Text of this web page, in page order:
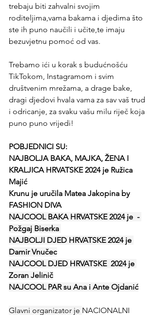
trebaju biti zahvalni svojim
roditeljima,vama bakama i djedima što
ste ih puno naučili i učite,te imaju
bezuvjetnu pomoć od vas.
Trebamo ići u korak s budućnošću
TikTokom, Instagramom i svim
društvenim mrežama, a drage bake,
dragi djedovi hvala vama za sav vaš trud
i odricanje, za svaku vašu milu riječ koja
puno puno vrijedi!
POBJEDNICI SU:
NAJBOLJA BAKA, MAJKA, ŽENA I
KRALJICA HRVATSKE 2024 je Ružica
Majić
Krunu je uručila Matea Jakopina by
FASHION DIVA
NAJCOOL BAKA HRVATSKE 2024 je  -
Požgaj Biserka
NAJBOLJI DJED HRVATSKE 2024 je
Damir Vnučec
NAJCOOL DJED HRVATSKE  2024 je
Zoran Jelinič
NAJCOOL PAR su Ana i Ante Ojdanić
Glavni organizator je NACIONALNI